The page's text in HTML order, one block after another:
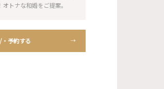
トナな和婚をご提案。
予約する